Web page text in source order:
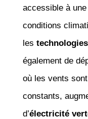
accessible à
conditions
les
également de
où les vents
constants,
d’électricité